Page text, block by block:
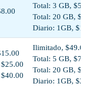
Total: 3 GB, $5.00
Total: 20 GB,
Diario: 1GB,
Ilimitado, $49.00
Total: 5 GB, $7.50
Total: 20 GB,
Diario: 1GB,